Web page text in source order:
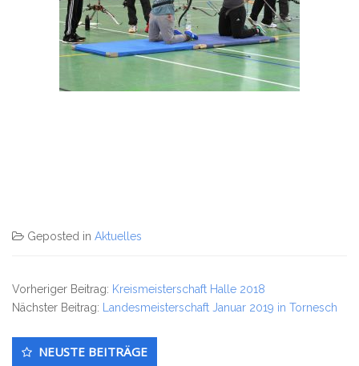
Geposted in Aktuelles
Vorheriger Beitrag: Kreismeisterschaft Halle 2018
Nächster Beitrag: Landesmeisterschaft Januar 2019 in Tornesch
Untergeordnet
NEUSTE BEITRÄGE